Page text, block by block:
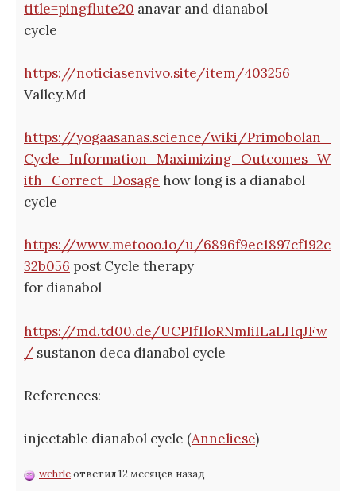
title=pingflute20 anavar and dianabol
cycle
https://noticiasenvivo.site/item/403256
Valley.Md
https://yogaasanas.science/wiki/Primobolan_
Cycle_Information_Maximizing_Outcomes_W
ith_Correct_Dosage how long is a dianabol
cycle
https://www.metooo.io/u/6896f9ec1897cf192c
32b056 post Cycle therapy
for dianabol
https://md.td00.de/UCPIfIloRNmIiILaLHqJFw
/ sustanon deca dianabol cycle
References:
injectable dianabol cycle (Anneliese)
wehrleответил 12 месяцев назад